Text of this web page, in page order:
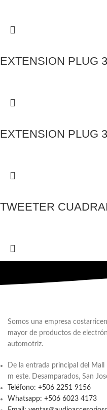
EXTENSION PLUG
EXTENSION PLUG
TWEETER
Somos una empresa
mayor de productos de
automotriz.
De la entrada principal del
m este. Desamparados, San
Teléfono: +506 2251 9156
Whatsapp: +506 6023 4173